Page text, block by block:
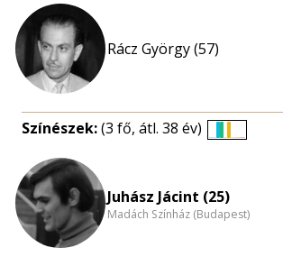
Rácz György (57)
Színészek:(3 fő, átl. 38 év)
nagyítása
Juhász Jácint (25)
Madách Színház (Budapest)